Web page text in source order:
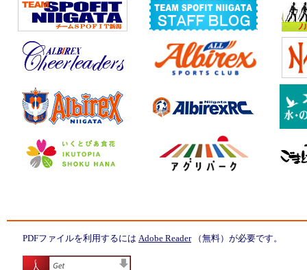
PDFファイルを利用するには Adobe Reader（無料）が必要です。